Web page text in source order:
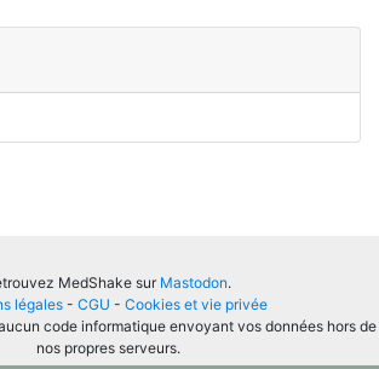
MedShake sur Mastodon.
légales - CGU - Cookies et vie privée
code informatique envoyant vos données hors de
nos propres serveurs.